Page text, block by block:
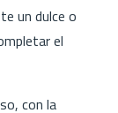
un dulce o
el
con la